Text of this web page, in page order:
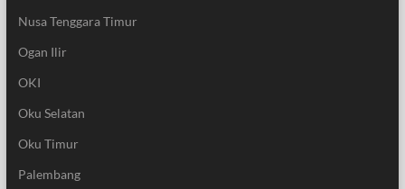
Nusa Tenggara Timur
Ogan Ilir
OKI
Oku Selatan
Oku Timur
Palembang